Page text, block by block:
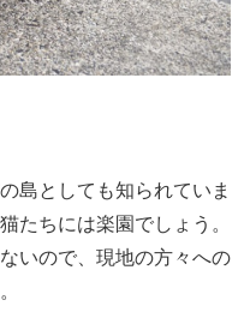
島としても知られていま
たちには楽園でしょう。
いので、現地の方々への